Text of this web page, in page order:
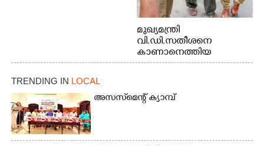
മുഖ്യമന്ത്രി
വി.ഡി.സതീശനെ
കാണാനെത്തിയ
മോഹനൻ നായർ
TRENDING IN LOCAL
അസസ്‌മെന്റ് ക്യാമ്പ്